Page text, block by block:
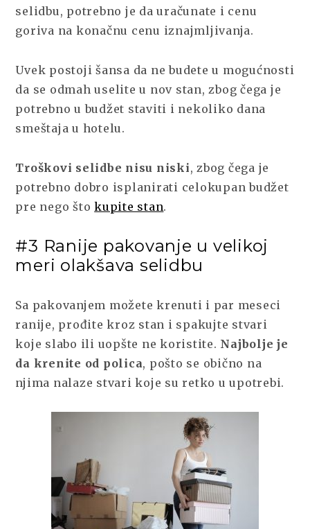
selidbu, potrebno je da uračunate i cenu
goriva na konačnu cenu iznajmljivanja.
Uvek postoji šansa da ne budete u mogućnosti
da se odmah uselite u nov stan, zbog čega je
potrebno u budžet staviti i nekoliko dana
smeštaja u hotelu.
Troškovi selidbe nisu niski, zbog čega je
potrebno dobro isplanirati celokupan budžet
pre nego štokupite stan.
#3 Ranije pakovanje u velikoj
meri olakšava selidbu
Sa pakovanjem možete krenuti i par meseci
ranije, prođite kroz stan i spakujte stvari
koje slabo ili uopšte ne koristite. Najbolje je
da krenite od polica, pošto se obično na
njima nalaze stvari koje su retko u upotrebi.